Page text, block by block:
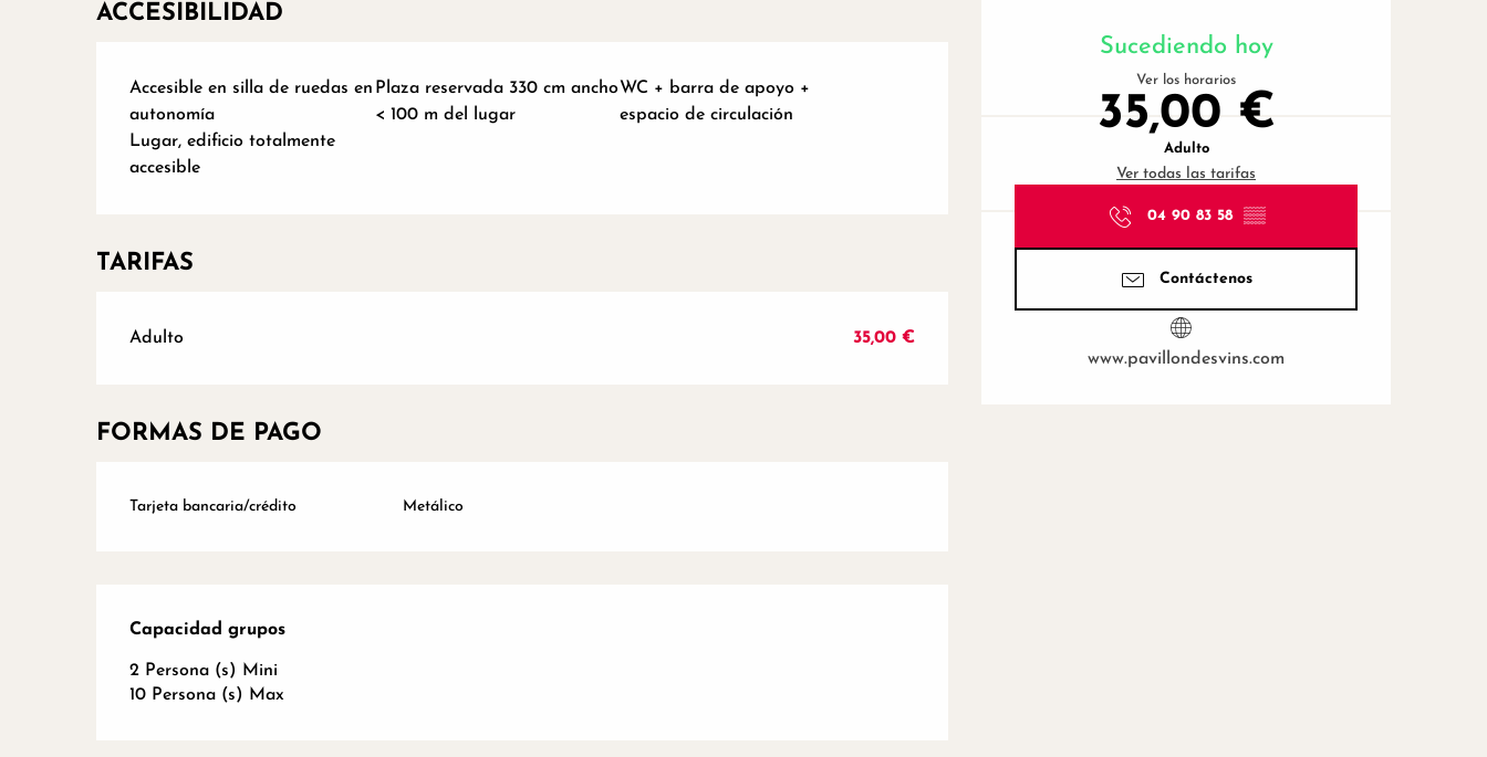
Horarios y datos de
Sucediendo hoy
Ver los horarios
35,00 €
Adulto
Ver todas las tarifas
04 90 83 58 ▒▒
Contáctenos
www.pavillondesvins.com
ACCESIBILIDAD
Accesible en silla de ruedas en
autonomía
Plaza reservada 330 cm ancho
< 100 m del lugar
WC + barra de apoyo +
espacio de circulación
Lugar, edificio totalmente
accesible
TARIFAS
Tarifas 2026
Adulto 35,00 €
FORMAS DE PAGO
Tarjeta bancaria/crédito Metálico
Capacidad grupos
Capacidad grupos
2 Persona (s) Mini
10 Persona (s) Max